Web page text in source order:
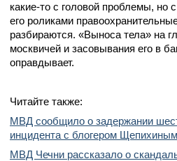
какие-то с головой проблемы, но
его роликами
разбираются. «Выноса тела» на
москвичей и засовывания его в
оправдывает.
Читайте также:
МВД сообщило о задержании
инцидента с блогером Щепихиным
МВД Чечни рассказало о